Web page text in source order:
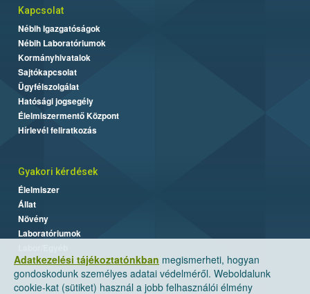
Adatkezelési tájékoztatónkban megismerheti, hogyan
gondoskodunk személyes adatai védelméről. Weboldalunk
cookie-kat (sütiket) használ a jobb felhasználói élmény
Kapcsolat
Nébih Igazgatóságok
Nébih Laboratóriumok
Kormányhivatalok
Sajtókapcsolat
Ügyfélszolgálat
Hatósági jogsegély
Élelmiszermentő Központ
Hírlevél feliratkozás
Gyakori kérdések
Élelmiszer
Állat
Növény
Laboratóriumok